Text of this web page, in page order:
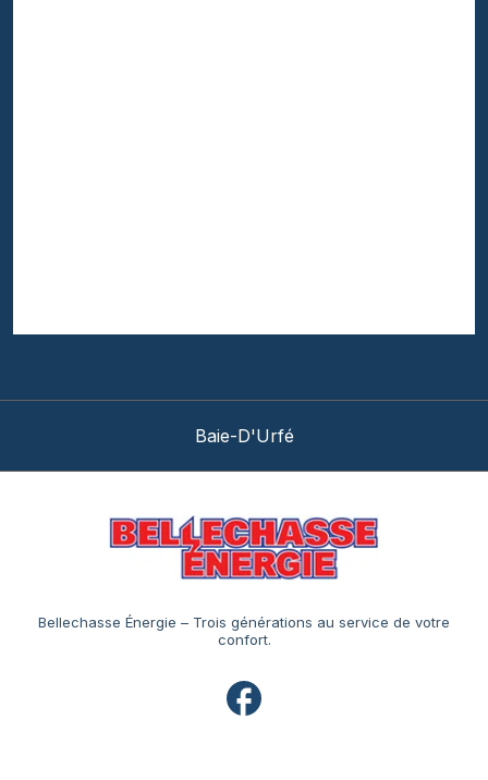
Beaconsfield
Bellechasse Énergie – Trois générations au service de votre
confort.